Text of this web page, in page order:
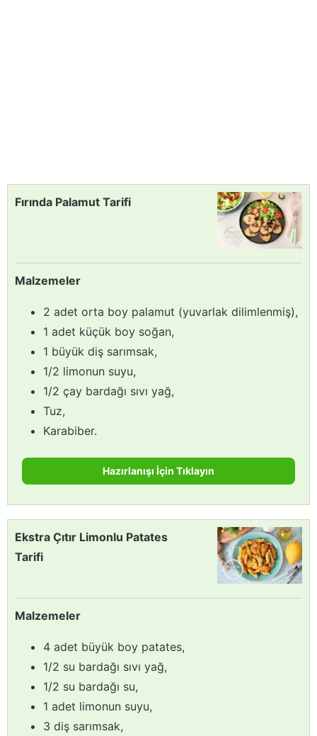
Fırında Palamut Tarifi
Malzemeler
2 adet orta boy palamut (yuvarlak dilimlenmiş),
1 adet küçük boy soğan,
1 büyük diş sarımsak,
1/2 limonun suyu,
1/2 çay bardağı sıvı yağ,
Tuz,
Karabiber.
Hazırlanışı İçin Tıklayın
Ekstra Çıtır Limonlu Patates
Tarifi
Malzemeler
4 adet büyük boy patates,
1/2 su bardağı sıvı yağ,
1/2 su bardağı su,
1 adet limonun suyu,
3 diş sarımsak,